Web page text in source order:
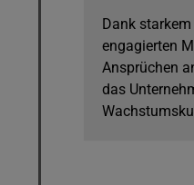
Dank
engagierten
Ansprüchen
das